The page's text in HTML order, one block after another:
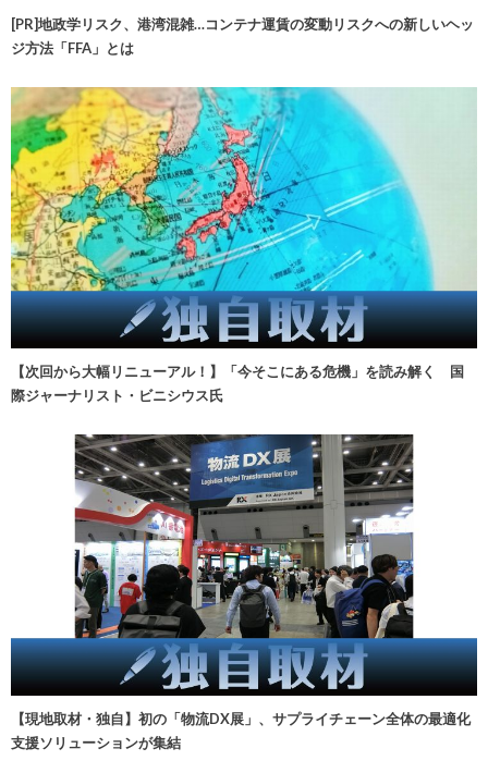
[PR]地政学リスク、港湾混雑…コンテナ運賃の変動リスクへの新しいヘッ
ジ方法「FFA」とは
【次回から大幅リニューアル！】「今そこにある危機」を読み解く 国
際ジャーナリスト・ビニシウス氏
【現地取材・独自】初の「物流DX展」、サプライチェーン全体の最適化
支援ソリューションが集結